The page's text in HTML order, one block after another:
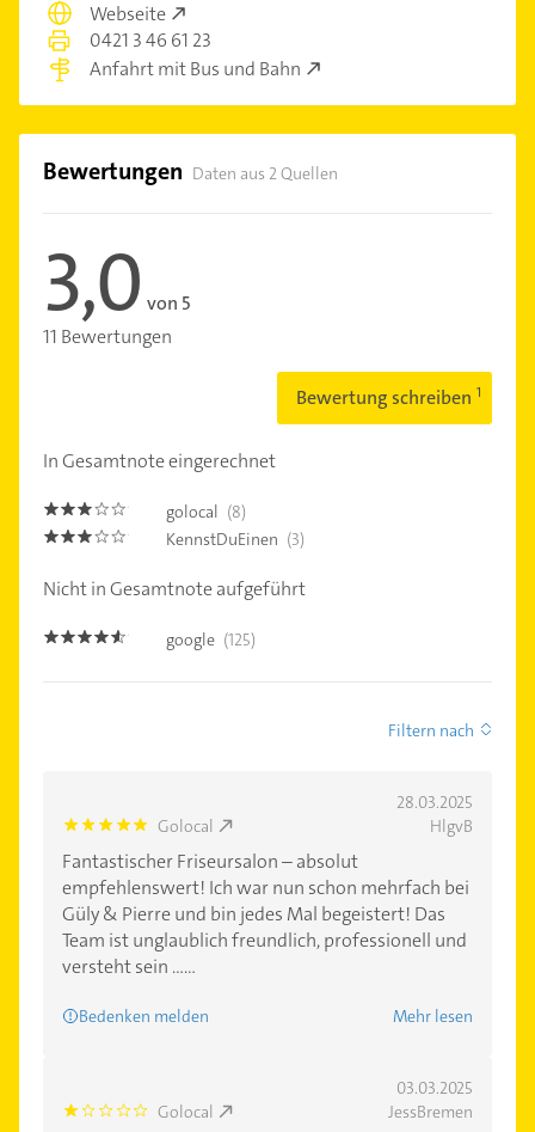
Webseite
0421 3 46 61 23
Anfahrt mit Bus und Bahn
Bewertungen Daten aus 2 Quellen
3,0 von 5
11 Bewertungen
Bewertung schreiben
In Gesamtnote eingerechnet
3.0 golocal (8)
3.0 KennstDuEinen (3)
Nicht in Gesamtnote aufgeführt
4.5 google (125)
Filtern nach
28.03.2025
5.0 Golocal HlgvB
Fantastischer Friseursalon – absolut
empfehlenswert! Ich war nun schon mehrfach bei
Güly & Pierre und bin jedes Mal begeistert! Das
Team ist unglaublich freundlich, professionell und
versteht sein ......
Bedenken melden Mehr lesen
03.03.2025
1.0 Golocal JessBremen